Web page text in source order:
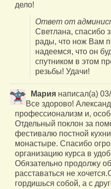
дело!
Ответ от
Светлана, спасибо
рады, что нож Вам
надеемся, что он
спутником в этом
резьбы! Удачи!
Мария написал(а)
Все здорово!
профессионализм и,
Отдельный поклон за
фестивалю постной
монастыре. Спасибо
организацию курса в
Обязательно продолжу
расставаться не
гордишься собой, а с